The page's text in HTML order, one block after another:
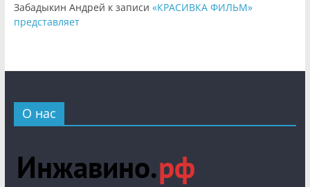
Забадыкин Андрей к записи «КРАСИВКА ФИЛЬМ»
представляет
О нас